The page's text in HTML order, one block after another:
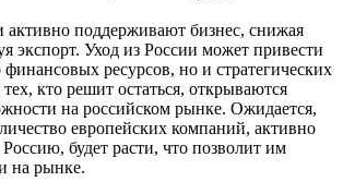
активно поддерживают бизнес, снижая
экспорт. Уход из России может привести
финансовых ресурсов, но и стратегических
кто решит остаться, открываются
на российском рынке. Ожидается,
европейских компаний, активно
будет расти, что позволит им
на рынке.